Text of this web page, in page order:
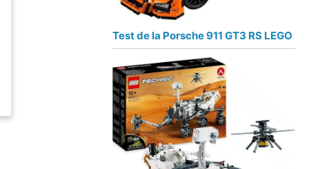
Test de la Porsche 911 GT3 RS LEGO